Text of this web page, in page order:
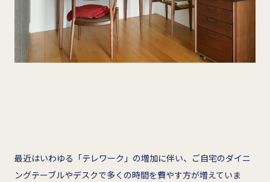
最近はいわゆる「テレワーク」の増加に伴い、ご自宅のダイニ
ングテーブルやデスクで多くの時間を費やす方が増えていま